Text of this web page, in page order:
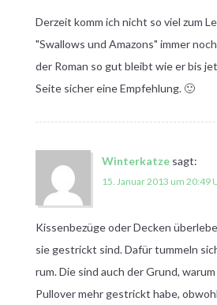
Derzeit komm ich nicht so viel zum
"Swallows und Amazons" immer
der Roman so gut bleibt wie er bis
Seite sicher eine Empfehlung. 🙂
Winterkatze sagt:
15. Januar 2013 um 20:49
Kissenbezüge oder Decken
sie gestrickt sind. Dafür tummeln
rum. Die sind auch der Grund,
Pullover mehr gestrickt habe,